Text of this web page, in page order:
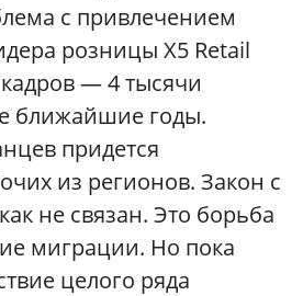
с привлечением
розницы X5 Retail
— 4 тысячи
ближайшие годы.
придется
из регионов. Закон с
не связан. Это борьба
миграции. Но пока
целого ряда